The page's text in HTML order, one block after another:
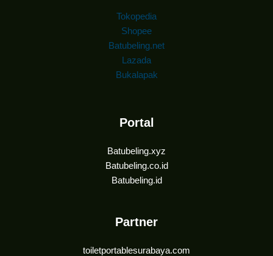
Tokopedia
Shopee
Batubeling.net
Lazada
Bukalapak
Portal
Batubeling.xyz
Batubeling.co.id
Batubeling.id
Partner
toiletportablesurabaya.com